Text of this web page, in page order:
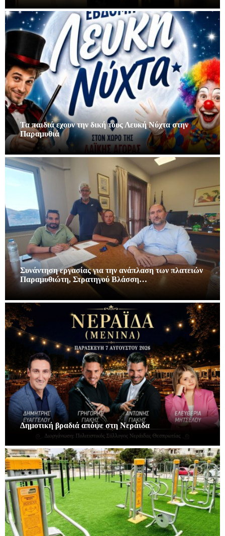
Τα παιδιά εχουν την δική τους Λευκή Νύχτα στην
Παραμυθιά
Συνάντηση εργασίας για την ανάπλαση των πλατειών
Παραμυθιώτη, Στρατηγού Βλάσση…
Δημοτική βραδιά απόψε στη Νεράιδα